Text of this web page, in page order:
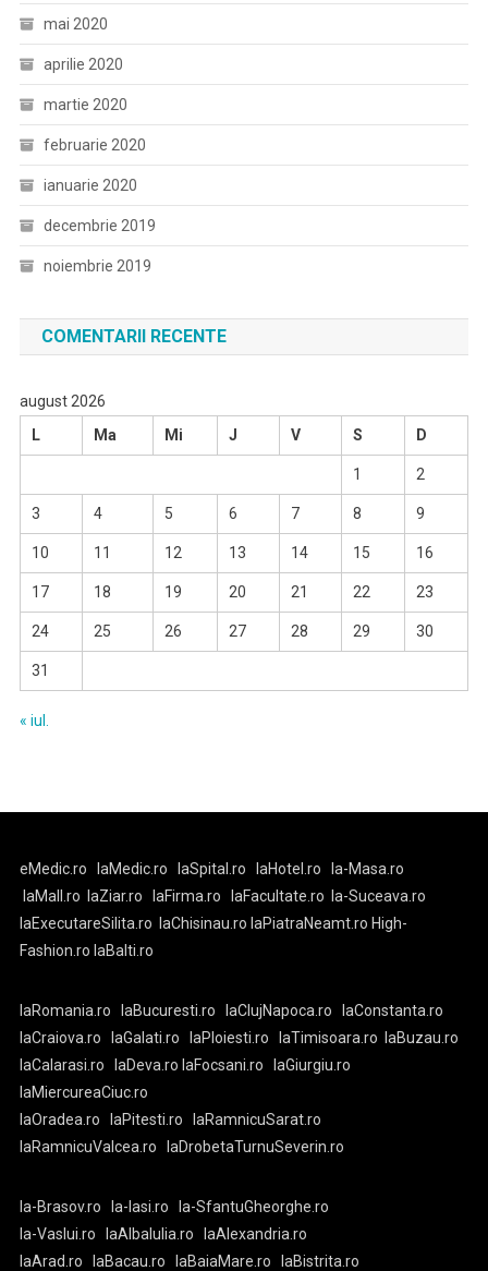
mai 2020
aprilie 2020
martie 2020
februarie 2020
ianuarie 2020
decembrie 2019
noiembrie 2019
COMENTARII RECENTE
august 2026
L
Ma Mi J V S D
1 2
3 4 5 6 7 8 9
10 11 12 13 14 15 16
17 18 19 20 21 22 23
24 25 26 27 28 29 30
31
« iul.
eMedic.ro laMedic.ro laSpital.ro laHotel.ro
la-Masa.ro
laMall.ro
laZiar.ro laFirma.ro laFacultate.ro
la-Suceava.ro
laExecutareSilita.ro
laChisinau.ro laPiatraNeamt.ro High-
Fashion.ro laBalti.ro
laRomania.ro laBucuresti.ro laClujNapoca.ro
laConstanta.ro
laCraiova.ro
laGalati.ro laPloiesti.ro laTimisoara.ro
laBuzau.ro
laCalarasi.ro
laDeva.ro laFocsani.ro
laGiurgiu.ro
laMiercureaCiuc.ro
laOradea.ro
laPitesti.ro
laRamnicuSarat.ro
laRamnicuValcea.ro
laDrobetaTurnuSeverin.ro
la-Brasov.ro la-Iasi.ro
la-SfantuGheorghe.ro
la-Vaslui.ro
laAlbaIulia.ro
laAlexandria.ro
laArad.ro
laBacau.ro laBaiaMare.ro laBistrita.ro